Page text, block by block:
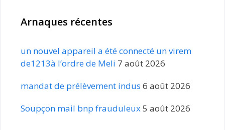
Arnaques récentes
un nouvel appareil a été connecté un virem
de1213à l’ordre de Meli 7 août 2026
mandat de prélèvement indus 6 août 2026
Soupçon mail bnp frauduleux5 août 2026